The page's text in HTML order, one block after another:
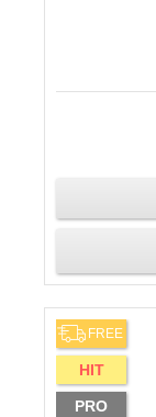
FREE
HIT
PRO